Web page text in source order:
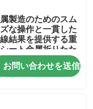
製造のためのスム
な操作と一貫した
結果を提供する重
ート金属折りたた
ツール
お問い合わせを送信